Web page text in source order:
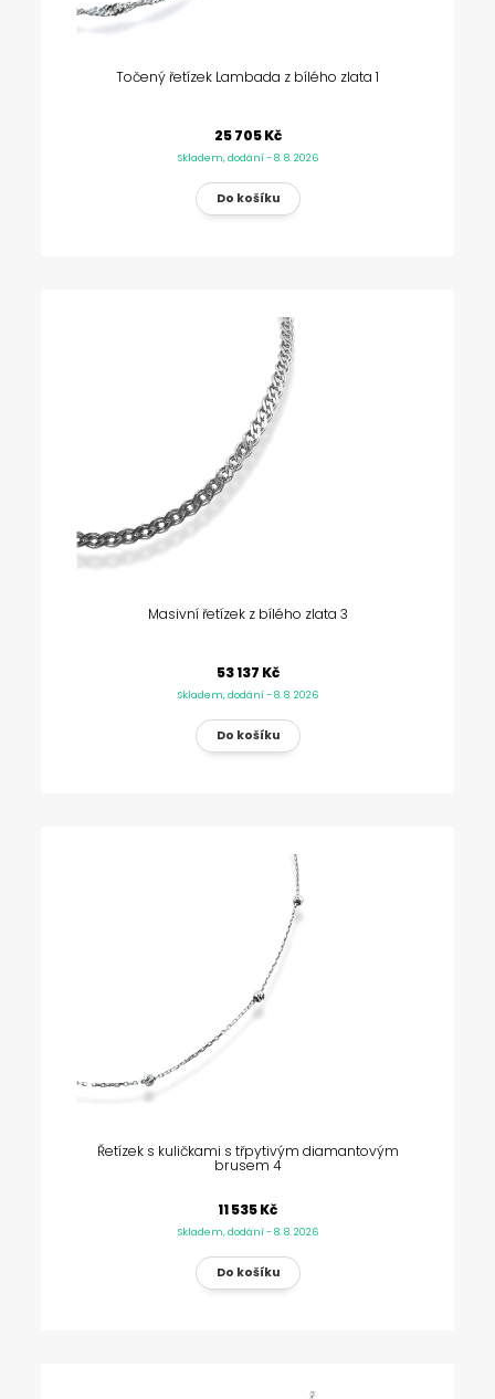
Točený řetízek Lambada z bílého zlata 1
25 705 Kč
Skladem, dodání - 8. 8. 2026
Masivní řetízek z bílého zlata 3
53 137 Kč
Skladem, dodání - 8. 8. 2026
Řetízek s kuličkami s třpytivým diamantovým
brusem 4
11 535 Kč
Skladem, dodání - 8. 8. 2026